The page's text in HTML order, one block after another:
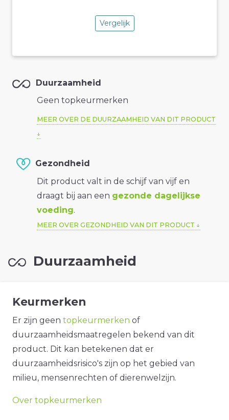
Vergelijk
Duurzaamheid
Geen topkeurmerken
MEER OVER DE DUURZAAMHEID VAN DIT PRODUCT
Gezondheid
Dit product valt in de schijf van vijf en
draagt bij aan een gezonde dagelijkse
voeding.
MEER OVER GEZONDHEID VAN DIT PRODUCT
Duurzaamheid
Keurmerken
Er zijn geen topkeurmerken of
duurzaamheidsmaatregelen bekend van dit
product. Dit kan betekenen dat er
duurzaamheidsrisico's zijn op het gebied van
milieu, mensenrechten of dierenwelzijn.
Over topkeurmerken